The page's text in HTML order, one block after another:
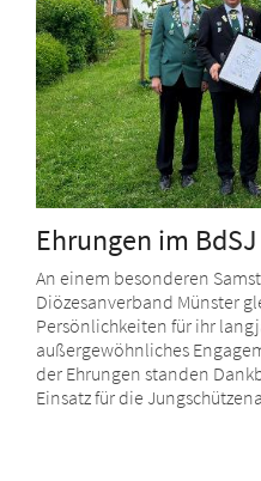
Ehrungen im
An einem besonderen
Diözesanverband Münster
Persönlichkeiten für ihr
außergewöhnliches
der Ehrungen standen
Einsatz für die